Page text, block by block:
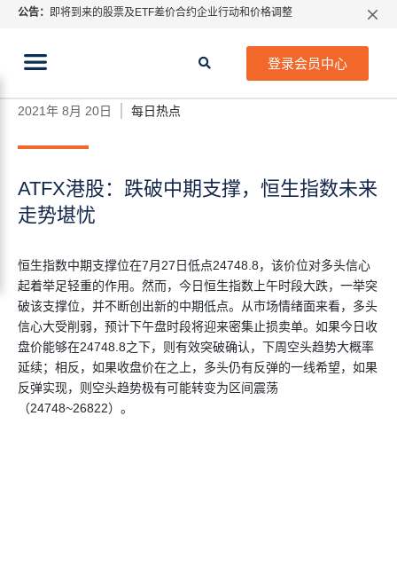
公告： 即将到来的股票及ETF差价合约企业行动和价格调整
ATFX呼吁推进金融市场合规、安全、有序、良性发展
登录会员中心
当前位置:
ATFX港股：跌破中期支撑，恒生指
数未来走势堪忧
2021年 8月 20日 每日热点
ATFX港股：跌破中期支撑，恒生指数未来
走势堪忧
恒生指数中期支撑位在7月27日低点24748.8，该价位对多头信心
起着举足轻重的作用。然而，今日恒生指数上午时段大跌，一举突
破该支撑位，并不断创出新的中期低点。从市场情绪面来看，多头
信心大受削弱，预计下午盘时段将迎来密集止损卖单。如果今日收
盘价能够在24748.8之下，则有效突破确认，下周空头趋势大概率
延续；相反，如果收盘价在之上，多头仍有反弹的一线希望，如果
反弹实现，则空头趋势极有可能转变为区间震荡
（24748~26822）。